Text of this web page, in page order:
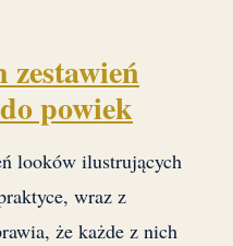
zestawień
powiek
looków ilustrujących
wraz z
że każde z nich